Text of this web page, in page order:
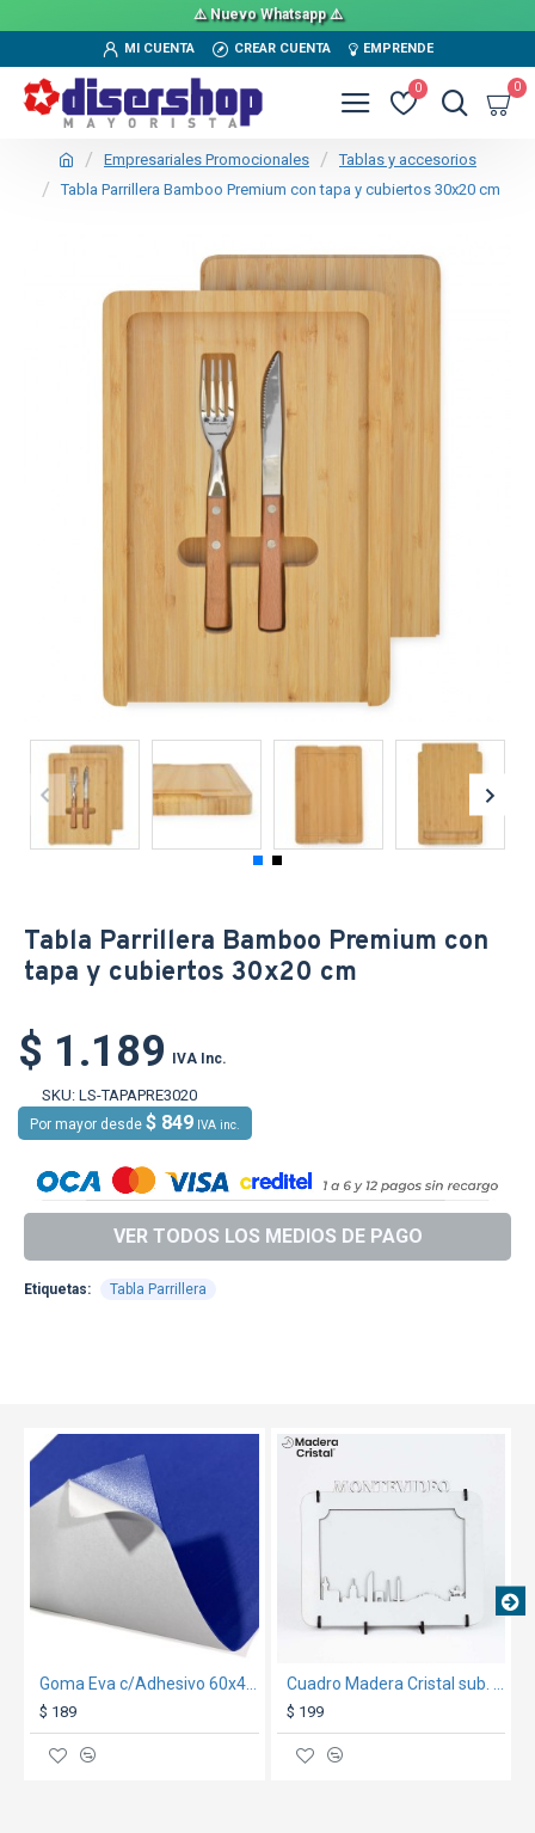
⚠️ Nuevo Whatsapp ⚠️
MI CUENTA CREAR CUENTA EMPRENDE
0 0
Empresariales Promocionales
Tablas y accesorios
Tabla Parrillera Bamboo Premium con tapa y cubiertos 30x20 cm
Tabla Parrillera Bamboo Premium con
tapa y cubiertos 30x20 cm
$ 1.189 IVA Inc.
SKU: LS-TAPAPRE3020
Por mayor desde $ 849 IVA inc.
VER TODOS LOS MEDIOS DE PAGO
Etiquetas: Tabla Parrillera
$ 189 $ 199